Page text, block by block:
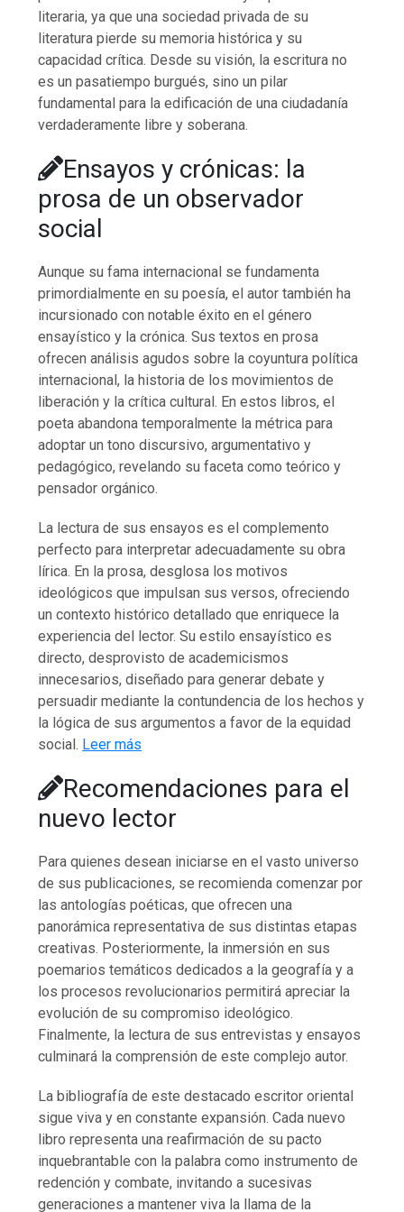
literaria, ya que una sociedad privada de su
literatura pierde su memoria histórica y su
capacidad crítica. Desde su visión, la escritura no
es un pasatiempo burgués, sino un pilar
fundamental para la edificación de una ciudadanía
verdaderamente libre y soberana.
Ensayos y crónicas: la
prosa de un observador
social
Aunque su fama internacional se fundamenta
primordialmente en su poesía, el autor también ha
incursionado con notable éxito en el género
ensayístico y la crónica. Sus textos en prosa
ofrecen análisis agudos sobre la coyuntura política
internacional, la historia de los movimientos de
liberación y la crítica cultural. En estos libros, el
poeta abandona temporalmente la métrica para
adoptar un tono discursivo, argumentativo y
pedagógico, revelando su faceta como teórico y
pensador orgánico.
La lectura de sus ensayos es el complemento
perfecto para interpretar adecuadamente su obra
lírica. En la prosa, desglosa los motivos
ideológicos que impulsan sus versos, ofreciendo
un contexto histórico detallado que enriquece la
experiencia del lector. Su estilo ensayístico es
directo, desprovisto de academicismos
innecesarios, diseñado para generar debate y
persuadir mediante la contundencia de los hechos y
la lógica de sus argumentos a favor de la equidad
social. Leer más
Recomendaciones para el
nuevo lector
Para quienes desean iniciarse en el vasto universo
de sus publicaciones, se recomienda comenzar por
las antologías poéticas, que ofrecen una
panorámica representativa de sus distintas etapas
creativas. Posteriormente, la inmersión en sus
poemarios temáticos dedicados a la geografía y a
los procesos revolucionarios permitirá apreciar la
evolución de su compromiso ideológico.
Finalmente, la lectura de sus entrevistas y ensayos
culminará la comprensión de este complejo autor.
La bibliografía de este destacado escritor oriental
sigue viva y en constante expansión. Cada nuevo
libro representa una reafirmación de su pacto
inquebrantable con la palabra como instrumento de
redención y combate, invitando a sucesivas
generaciones a mantener viva la llama de la